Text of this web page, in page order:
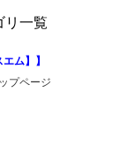
リ一覧
ム】】
プページ